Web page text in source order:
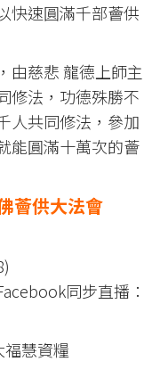
快速圓滿千部薈供
由慈悲 龍德上師主
修法，功德殊勝不
人共同修法，參加
能圓滿十萬次的薈
薈供大法會
同步直播：
慧資糧